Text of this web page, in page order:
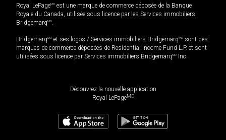
Royal LePageMD est une marque de commerce déposée de la Banque
Royale du Canada, utilisée sous licence par les Services immobiliers
BridgemarqMD.
BridgemarqMD et ses logos / Services immobiliers BridgemarqMD sont des
marques de commerce déposées de Residential Income Fund L.P. et sont
utilisées sous licence par Services immobiliers BridgemarqMD Inc.
Découvrez la nouvelle application
Royal LePageMD